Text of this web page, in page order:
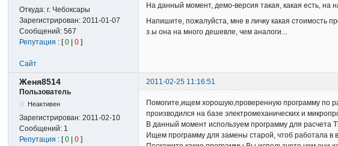
Откуда:г. Чебоксары
Зарегистрирован:2011-01-07
Сообщений:567
Репутация : [0 |0 ]
На данный момент, демо-версия такая, какая есть, на
Напишите, пожалуйста, мне в личку какая стоимость
з.ы она на много дешевле, чем аналоги...
Сайт
Женя8514
2011-02-25 11:16:51
Пользователь
Неактивен
Зарегистрирован:2011-02-10
Сообщений: 1
Репутация : [0 |0 ]
Помогите,ищем хорошую,проверенную программу по
производился на базе электромеханических и
В данный момент используем программу для расчета
Ищем программу для замены старой, чтоб работала в